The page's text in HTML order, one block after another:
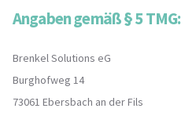
Angaben gemäß § 5 TMG:
Brenkel Solutions eG
Burghofweg 14
73061 Ebersbach an der Fils